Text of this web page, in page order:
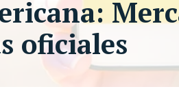
oficiales